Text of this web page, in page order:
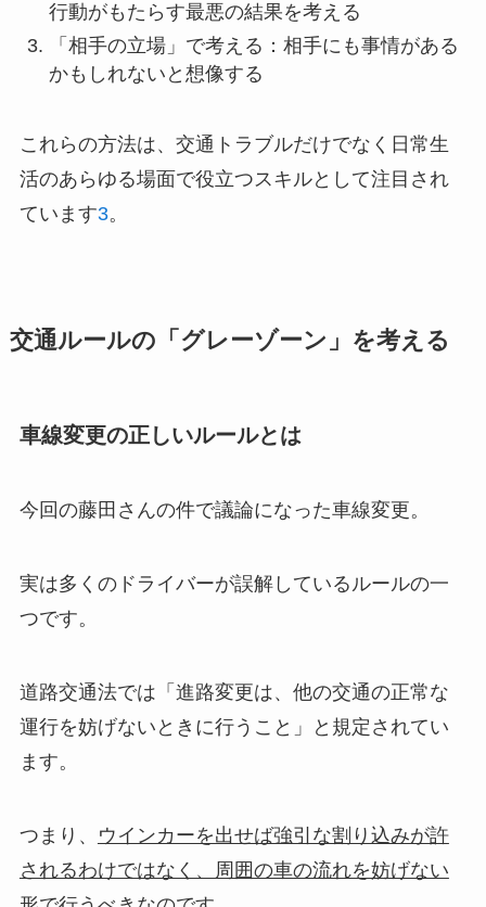
行動がもたらす最悪の結果を考える
「相手の立場」で考える：相手にも事情がある
かもしれないと想像する
これらの方法は、交通トラブルだけでなく日常生
活のあらゆる場面で役立つスキルとして注目され
ています3。
交通ルールの「グレーゾーン」を考える
車線変更の正しいルールとは
今回の藤田さんの件で議論になった車線変更。
実は多くのドライバーが誤解しているルールの一
つです。
道路交通法では「進路変更は、他の交通の正常な
運行を妨げないときに行うこと」と規定されてい
ます。
つまり、
ウインカーを出せば強引な割り込みが許
されるわけではなく、周囲の車の流れを妨げない